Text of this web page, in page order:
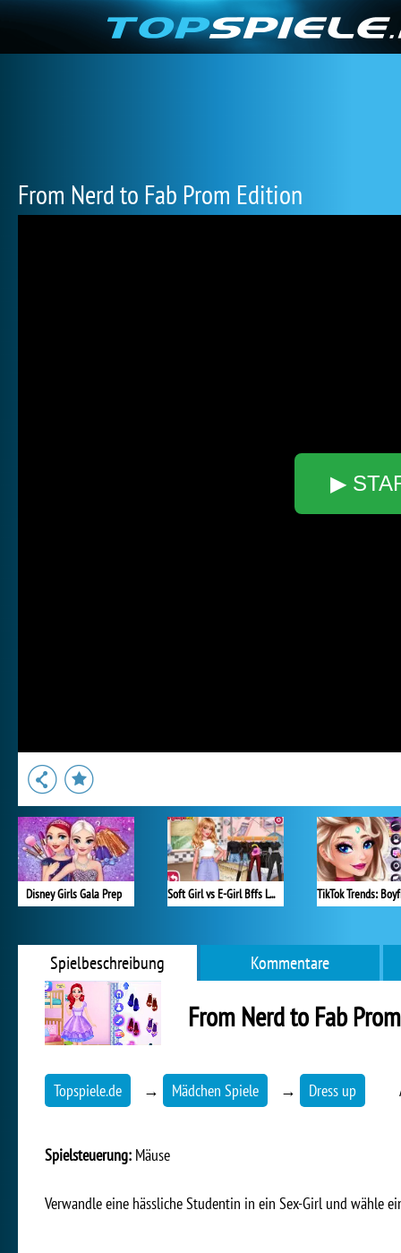
From Nerd to Fab Prom Edition
▶
Disney Girls Gala Prep Soft Girl vs E-Girl Bffs Looks
Spielbeschreibung Kommentare
From Nerd to Fab
Topspiele.de → Mädchen Spiele → Dress up
Spielsteuerung: Mäuse
Verwandle eine hässliche Studentin in ein Sex-Girl und wähle